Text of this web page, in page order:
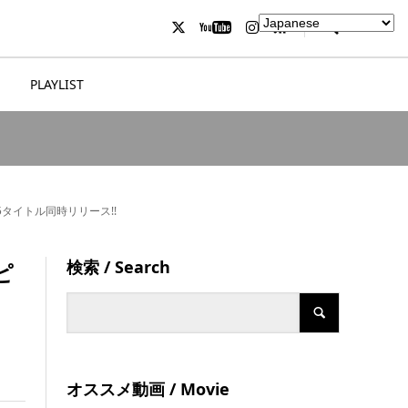
PLAYLIST
イトル同時リリース!!
検索 / Search
オススメ動画 / Movie